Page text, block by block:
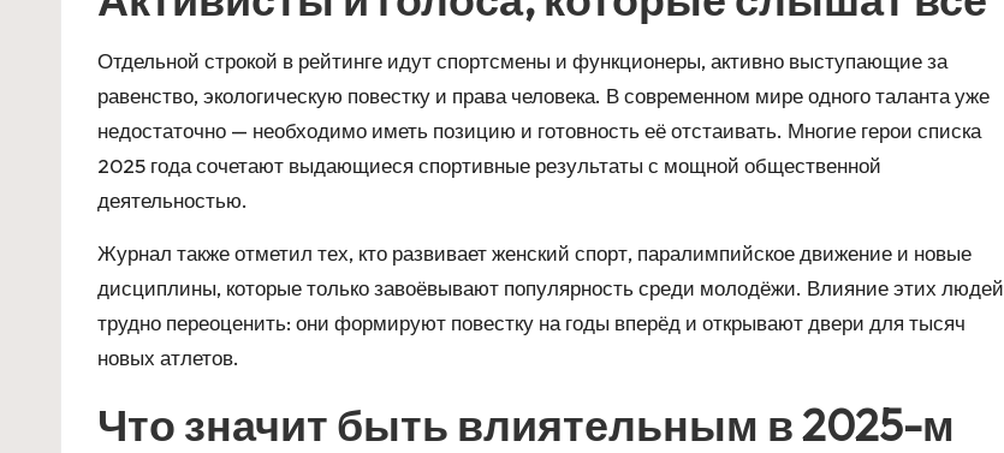
Отдельной строкой в рейтинге идут спортсмены и функционеры, активно выступающие за
равенство, экологическую повестку и права человека. В современном мире одного таланта уже
недостаточно — необходимо иметь позицию и готовность её отстаивать. Многие герои списка
2025 года сочетают выдающиеся спортивные результаты с мощной общественной
деятельностью.
Журнал также отметил тех, кто развивает женский спорт, паралимпийское движение и новые
дисциплины, которые только завоёвывают популярность среди молодёжи. Влияние этих людей
трудно переоценить: они формируют повестку на годы вперёд и открывают двери для тысяч
новых атлетов.
Что значит быть влиятельным в 2025-м